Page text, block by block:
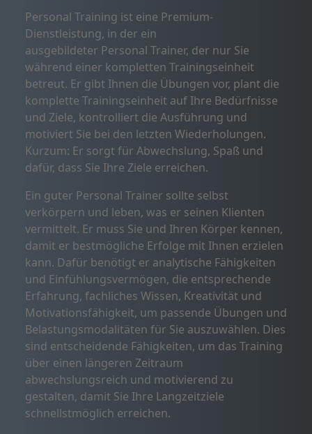
Personal Training ist eine Premium-
Dienstleistung, in der ein
ausgebildeter Personal Trainer, der nur Sie
während einer kompletten Trainingseinheit
betreut. Er gibt Ihnen die Übungen vor, plant die
komplette Trainingseinheit auf Ihre Bedürfnisse
und Ziele, kontrolliert die Ausführung und
motiviert Sie bei den letzten Wiederholungen.
Kurzum: Er sorgt für Abwechslung, Spaß und
dafür, dass Sie Ihre Ziele erreichen.
Ein guter Personal Trainer sollte selbst
verkörpern und leben, was er seinen Klienten
vermittelt. Er muss Sie und Ihren Körper kennen,
damit er bestmögliche Erfolge mit Ihnen erzielen
kann. Dafür benötigt er analytische Fähigkeiten
und Einfühlungsvermögen, die entsprechende
Erfahrung, fachliches Wissen, Kreativität und
Motivationsfähigkeit, um passende Übungen und
Belastungsmodalitäten für Sie auszuwählen. Dies
sind entscheidende Fähigkeiten, um das Training
über einen längeren Zeitraum
abwechslungsreich und motivierend zu
gestalten, damit Sie Ihre Langzeitziele
schnellstmöglich erreichen.